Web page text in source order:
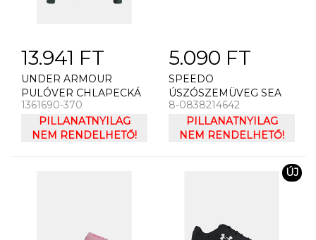
13.941 FT
UNDER ARMOUR
PULÓVER CHLAPECKÁ
MIKINA UNDER
ARMOUR RIVAL TERRY
HOODIE
1361690-370
PILLANATNYILAG
NEM RENDELHETŐ!
5.090 FT
SPEEDO
ÚSZÓSZEMÜVEG SEA
SQUAD SPOT GOG IU/JU
PINK/PINK (UK)
8-0838214642
PILLANATNYILAG
NEM RENDELHETŐ!
ÚJ